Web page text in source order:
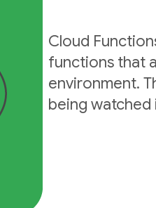
Cloud
functions that
environment.
being watched